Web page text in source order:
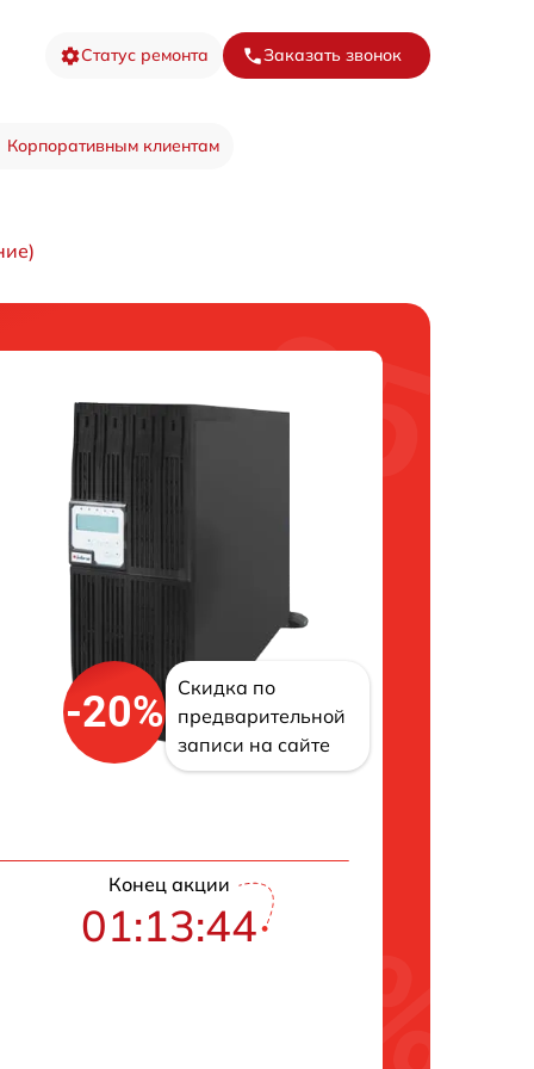
Статус ремонта Заказать звонок
Корпоративным клиентам
-20%
Скидка по
предварительной
записи на сайте
Конец акции
01:13:43